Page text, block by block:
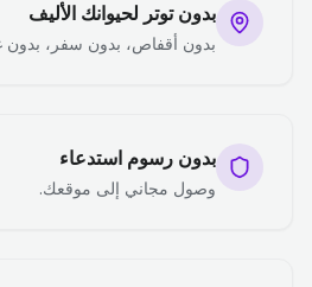
بدون توتر لحيوانك الأليف
بدون أقفاص، بدون سفر، بدون
بدون رسوم استدعاء
وصول مجاني إلى موقعك.